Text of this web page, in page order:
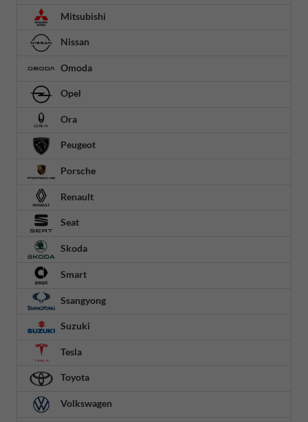
Mitsubishi
Nissan
Omoda
Opel
Ora
Peugeot
Porsche
Renault
Seat
Skoda
Smart
Ssangyong
Suzuki
Tesla
Toyota
Volkswagen